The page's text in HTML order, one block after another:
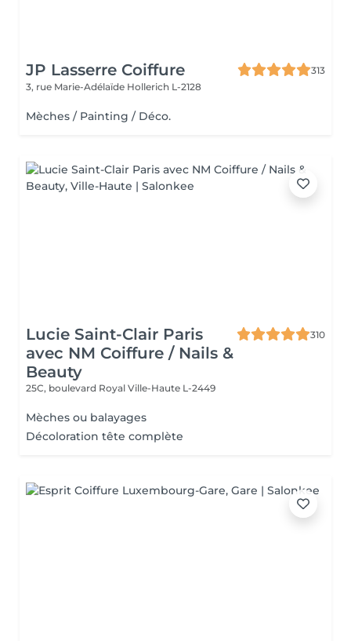
JP Lasserre Coiffure
313
3, rue Marie-Adélaïde Hollerich L-2128
Mèches / Painting / Déco.
Lucie Saint-Clair Paris
avec NM Coiffure / Nails &
Beauty
310
25C, boulevard Royal Ville-Haute L-2449
Mèches ou balayages
Décoloration tête complète